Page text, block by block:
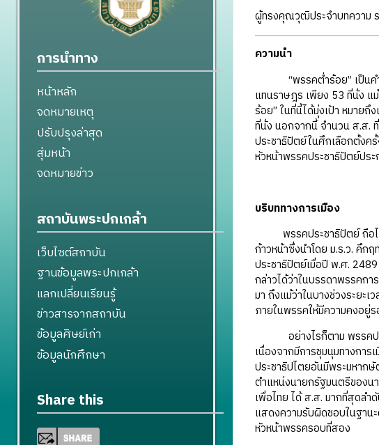
ผู้ทรงคุณวุฒิประจำบทความ
ความนำ
“พรรคต่ำร้อย” เป็นคำเ
แทนราษฎร เพียง 53 ที่นั่ง แ
ร้อย” ในที่นี้ได้มุ่งเป้า หมาย
ที่นั่ง นอกจากนี้ จำนวน ส.ส.
ประชาธิปัตย์ในศึกเลือกตั้งค
หัวหน้าพรรคประชาธิปัตย์ปร
บริบททางการเมือง
พรรคประชาธิปัตย์ ถือได้ว่
ก้าวหน้าซึ่งนำโดย ม.ร.ว. คึก
ประชาธิปัตย์เมื่อปี พ.ศ.
กล่าวได้ว่าในบรรดาพรรคก
มา ถึงแม้ว่าในบางช่วงระยะ
ภายในพรรคให้มีความคงอยู่
อย่างไรก็ตาม พรรคประ
เนื่องจากมีการชุมนุมทางกา
ประชาธิปไตยอันมีพระมหาก
ตำแหน่งนายกรัฐมนตรีของน
เพื่อไทย ได้ ส.ส. มากที่สุดล
แสดงความรับผิดชอบในฐาน
หัวหน้าพรรครอบที่สอง
การนำทาง
หน้าหลัก
จดหมายเหตุ
ปรับปรุงล่าสุด
สุ่มหน้า
จดหมายข่าว
สถาบันพระปกเกล้า
เว็บไซต์สถาบัน
ฐานข้อมูลพระปกเกล้า
แลกเปลี่ยนเรียนรู้
ข่าวสารจากสถาบัน
ข้อมูลศิษย์เก่า
ข้อมูลนักศึกษา
Share this